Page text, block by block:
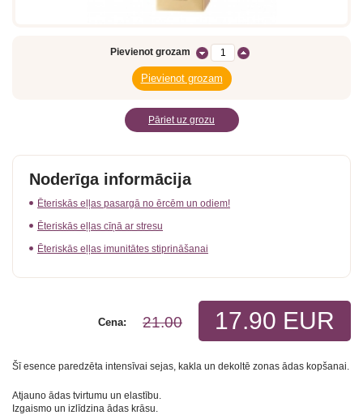
Pievienot grozam
Pāriet uz grozu
Noderīga informācija
Ēteriskās eļļas pasargā no ērcēm un odiem!
Ēteriskās eļļas cīņā ar stresu
Ēteriskās eļļas imunitātes stiprināšanai
17.90 EUR
21.00
Cena:
Šī esence paredzēta intensīvai sejas, kakla un dekoltē zonas ādas kopšanai.
Atjauno ādas tvirtumu un elastību.
Izgaismo un izlīdzina ādas krāsu.